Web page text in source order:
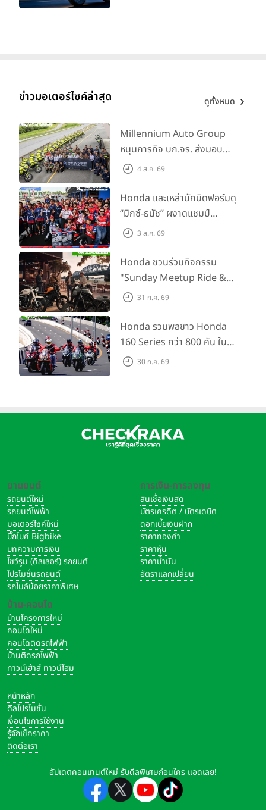
ข่าวมอเตอร์ไซค์ล่าสุด ดูทั้งหมด
Millennium Auto Group
หนุนภารกิจ บก.จร. ส่งมอบ
BMW R 1300 GS และ F 900
พร้อม ยกระดับทักษะการขับขี่
เสริมศักยภาพตำรวจจราจร
4 ส.ค. 69
Honda และเหล่านักบิดฟอร์มดุ
“มิกซ์-ธนัช” ผงาดแชมป์
SS600 2 สนามติด “ข้าวกล้อง”
สนาม 2
3 ส.ค. 69
Honda ชวนร่วมกิจกรรม
"Sunday Meetup Ride &
Soul" จิบกาแฟ พูดคุย แลก
กัน 16 ส.ค. นี้
31 ก.ค. 69
Honda รวมพลชาว Honda
160 Series กว่า 800 คัน ใน
งาน “THE ONE-SIXTI-ER ตัว
30 ก.ค. 69
ยานยนต์
รถยนต์ใหม่
รถยนต์ไฟฟ้า
มอเตอร์ไซค์ใหม่
บิ๊กไบค์ Bigbike
บทความการเงิน
โชว์รูม (ดีลเลอร์) รถยนต์
โปรโมชั่นรถยนต์
รถไมล์น้อยราคาพิเศษ
บ้าน-คอนโด
บ้านโครงการใหม่
คอนโดใหม่
คอนโดติดรถไฟฟ้า
บ้านติดรถไฟฟ้า
ทาวน์เฮ้าส์ ทาวน์โฮม
การเงิน-การลงทุน
สินเชื่อเงินสด
บัตรเครดิต / บัตรเดบิต
ดอกเบี้ยเงินฝาก
ราคาทองคำ
ราคาหุ้น
ราคาน้ำมัน
อัตราแลกเปลี่ยน
หน้าหลัก
ดีลโปรโมชั่น
เงื่อนไขการใช้งาน
รู้จักเช็คราคา
ติดต่อเรา
อัปเดตคอนเทนต์ใหม่ รับดีลพิเศษก่อนใคร แอดเลย!